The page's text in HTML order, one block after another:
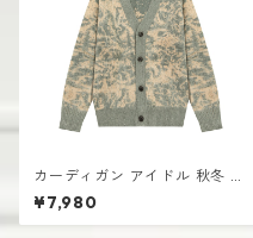
カーディガン アイドル 秋冬 新
作 おしゃれな ニット vネック
シングルボタン
¥7,980